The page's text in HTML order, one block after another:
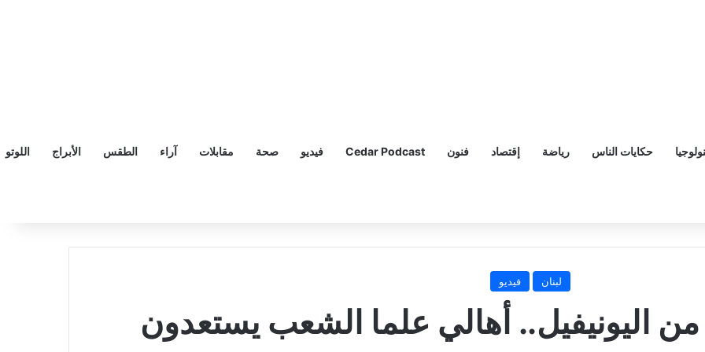
حكايات الناس رياضة إقتصاد فنون Cedar Podcast فيديو صحة مقابلات آراء الطقس الأبراج اللوتو
لبنان فيديو
من اليونيفيل.. أهالي علما الشعب يستعدون